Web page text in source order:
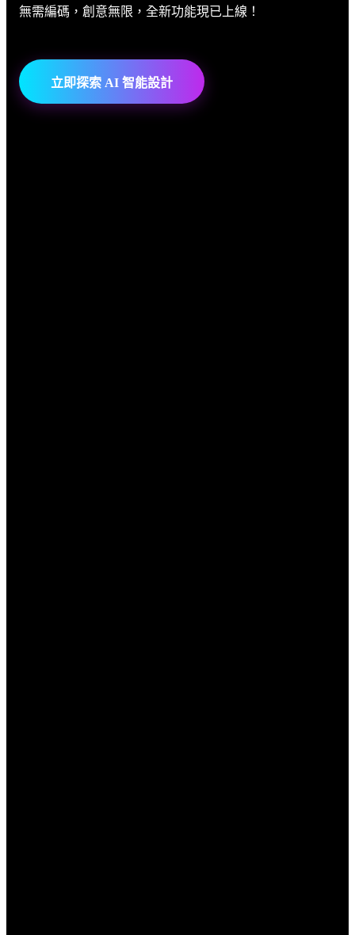
無需編碼，創意無限，全新功能現已上線！
立即探索 AI 智能設計